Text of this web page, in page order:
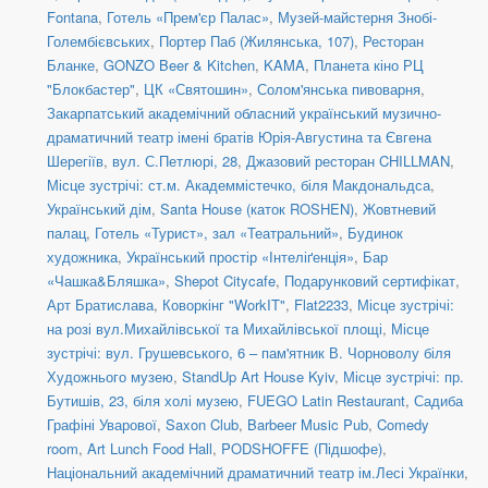
Fontana, Готель «Прем'єр Палас», Музей-майстерня Знобі-
Голембієвських, Портер Паб (Жилянська, 107), Ресторан
Бланке, GONZO Beer & Kitchen, KAMA, Планета кіно РЦ
"Блокбастер", ЦК «Святошин», Солом'янська пивоварня,
Закарпатський академічний обласний український музично-
драматичний театр імені братів Юрія-Августина та Євгена
Шерегіїв, вул. С.Петлюрі, 28, Джазовий ресторан CHILLMAN,
Місце зустрічі: ст.м. Академмістечко, біля Макдональдса,
Український дім, Santa House (каток ROSHEN), Жовтневий
палац, Готель «Турист», зал «Театральний», Будинок
художника, Український простір «Інтеліґенція», Бар
«Чашка&Бляшка», Shepot Citycafe, Подарунковий сертифікат,
Арт Братислава, Коворкінг "WorkIT", Flat2233, Місце зустрічі:
на розі вул.Михайлівської та Михайлівської площі, Місце
зустрічі: вул. Грушевського, 6 – пам'ятник В. Чорноволу біля
Художнього музею, StandUp Art House Kyiv, Місце зустрічі: пр.
Бутишів, 23, біля холі музею, FUEGO Latin Restaurant, Садиба
Графіні Уварової, Saxon Club, Barbeer Music Pub, Comedy
room, Art Lunch Food Hall, PODSHOFFE (Підшофе),
Національний академічний драматичний театр ім.Лесі Українки,